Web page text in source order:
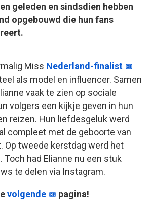
geleden en sindsdien hebben
opgebouwd die hun fans
Miss Nederland-finalist
als model en influencer. Samen
vaak te zien op sociale
volgers een kijkje geven in hun
reizen. Hun liefdesgeluk werd
compleet met de geboorte van
Op tweede kerstdag werd het
Toch had Elianne nu een stuk
te delen via Instagram.
volgende pagina!